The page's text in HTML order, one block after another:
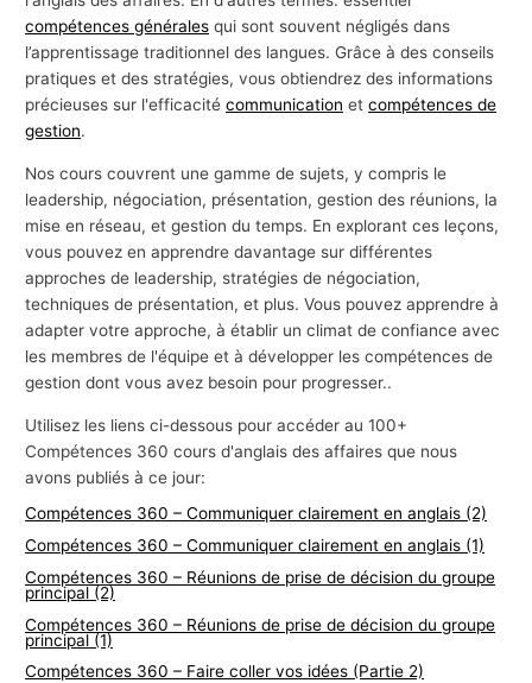
compétences générales qui sont souvent négligés dans
l’apprentissage traditionnel des langues. Grâce à des conseils
pratiques et des stratégies, vous obtiendrez des informations
précieuses sur l'efficacitécommunication etcompétences de
gestion.
Nos cours couvrent une gamme de sujets, y compris le
leadership, négociation, présentation, gestion des réunions, la
mise en réseau, et gestion du temps. En explorant ces leçons,
vous pouvez en apprendre davantage sur différentes
approches de leadership, stratégies de négociation,
techniques de présentation, et plus. Vous pouvez apprendre à
adapter votre approche, à établir un climat de confiance avec
les membres de l'équipe et à développer les compétences de
gestion dont vous avez besoin pour progresser..
Utilisez les liens ci-dessous pour accéder au 100+
Compétences 360 cours d'anglais des affaires que nous
avons publiés à ce jour:
Compétences 360 – Communiquer clairement en anglais (2)
Compétences 360 – Communiquer clairement en anglais (1)
Compétences 360 – Réunions de prise de décision du groupe
principal (2)
Compétences 360 – Réunions de prise de décision du groupe
principal (1)
Compétences 360 – Faire coller vos idées (Partie 2)
f
f
a
i
e
s